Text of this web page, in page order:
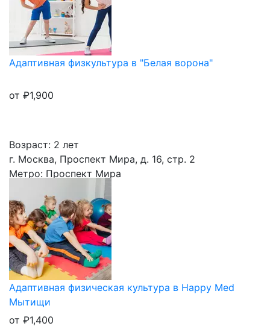
Адаптивная физкультура в "Белая ворона"
от ₽1,900
Возраст: 2 лет
г. Москва, Проспект Мира, д. 16, стр. 2
Метро: Проспект Мира
Адаптивная физическая культура в Happy Med
Мытищи
от ₽1,400